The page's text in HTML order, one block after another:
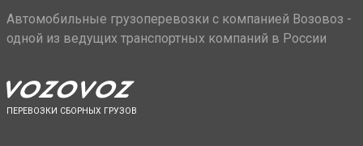
Автомобильные грузоперевозки с компанией Возовоз -
одной из ведущих транспортных компаний в России
ПЕРЕВОЗКИ СБОРНЫХ ГРУЗОВ